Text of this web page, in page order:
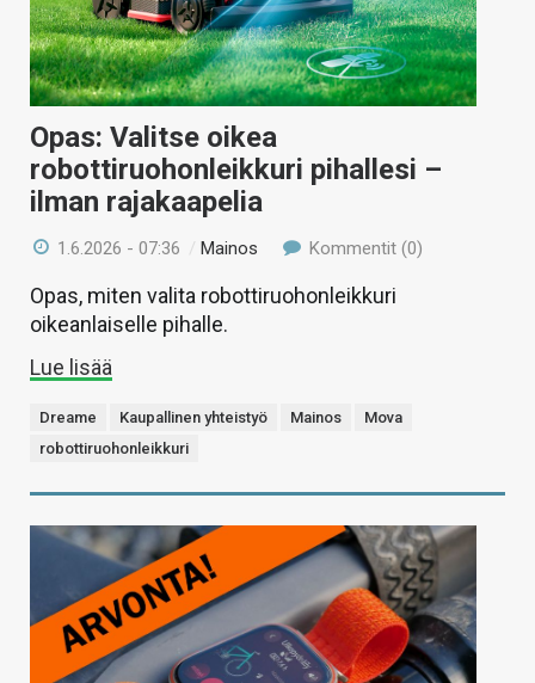
VAIHDA TEEMA
HAKU
Opas: Valitse oikea
robottiruohonleikkuri pihallesi –
ilman rajakaapelia
1.6.2026 - 07:36 / Mainos Kommentit (0)
Opas, miten valita robottiruohonleikkuri
oikeanlaiselle pihalle.
Lue lisää
Dreame Kaupallinen yhteistyö Mainos
Mova
robottiruohonleikkuri